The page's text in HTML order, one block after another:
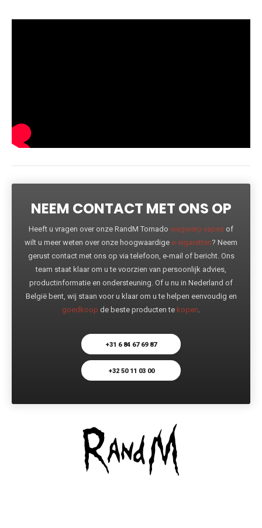
NEEM CONTACT MET ONS OP
Heeft u vragen over onze RandM Tornado wegwerp vapes of
wilt u meer weten over onze hoogwaardige e-sigaretten? Neem
gerust contact met ons op via telefoon, e-mail of bericht. Ons
team staat klaar om u te voorzien van persoonlijk advies,
productinformatie en ondersteuning. Of u nu in Nederland of
België bent, wij staan voor u klaar om u te helpen eenvoudig en
goedkoop de beste producten te kopen.
+31 6 84 67 69 87
+32 50 11 03 00